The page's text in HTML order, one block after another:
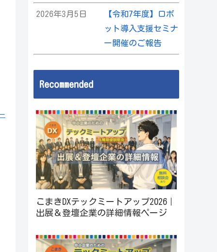
2026年3月5日
【令和7年度】ロボ
ット導入支援セミナ
ー開催のご報告
Recommended
こまきDXテックミートアップ2026｜
出展＆登壇企業の詳細情報ページ